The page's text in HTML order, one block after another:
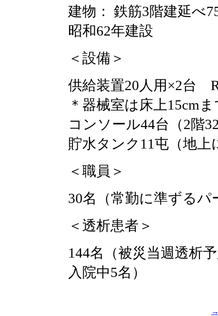
建物： 鉄筋3階建延べ
昭和62年建設
＜設備＞
供給装置20人用×2台
＊器械室は床上15cm
コンソール44台（2階
貯水タンク11屯（地上
＜職員＞
30名（常勤に準ずるパ
＜透析患者＞
144名（被災当週透析
入院中5名）